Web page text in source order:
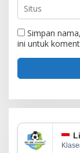
Simpan
ini untuk